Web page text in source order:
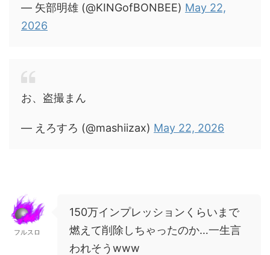
— 矢部明雄 (@KINGofBONBEE) May 22,
2026
お、盗撮まん
— えろすろ (@mashiizax) May 22, 2026
フルスロ
150万インプレッションくらいまで
燃えて削除しちゃったのか…一生言
われそうwww